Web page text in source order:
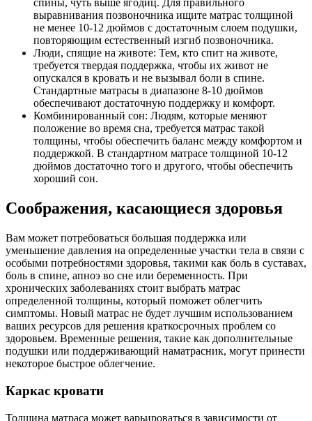
спины, чуть выше ягодиц. Для правильного
выравнивания позвоночника ищите матрас толщиной
не менее 10-12 дюймов с достаточным слоем подушки,
повторяющим естественный изгиб позвоночника.
Люди, спящие на животе: Тем, кто спит на животе,
требуется твердая поддержка, чтобы их живот не
опускался в кровать и не вызывал боли в спине.
Стандартные матрасы в диапазоне 8-10 дюймов
обеспечивают достаточную поддержку и комфорт.
Комбинированный сон: Людям, которые меняют
положение во время сна, требуется матрас такой
толщины, чтобы обеспечить баланс между комфортом и
поддержкой. В стандартном матрасе толщиной 10-12
дюймов достаточно того и другого, чтобы обеспечить
хороший сон.
Соображения, касающиеся здоровья
Вам может потребоваться большая поддержка или
уменьшение давления на определенные участки тела в связи с
особыми потребностями здоровья, такими как боль в суставах,
боль в спине, апноэ во сне или беременность. При
хронических заболеваниях стоит выбрать матрас
определенной толщины, который поможет облегчить
симптомы. Новый матрас не будет лучшим использованием
ваших ресурсов для решения краткосрочных проблем со
здоровьем. Временные решения, такие как дополнительные
подушки или поддерживающий наматрасник, могут принести
некоторое быстрое облегчение.
Каркас кровати
Толщина матраса может варьироваться в зависимости от